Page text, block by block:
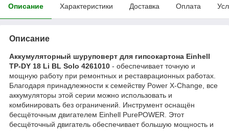
Описание Характеристики Доставка Оплата
Описание
Аккумуляторный шуруповерт для гипсокартона Einhell
TP-DY 18 Li BL Solo 4261010 - обеспечивает точную и
мощную работу при ремонтных и реставрационных работах.
Благодаря принадлежности к семейству Power X-Change, все
аккумуляторы этой серии можно использовать и
комбинировать без ограничений. Инструмент оснащён
бесщёточным двигателем Einhell PurePOWER. Этот
бесщёточный двигатель обеспечивает большую мощность и